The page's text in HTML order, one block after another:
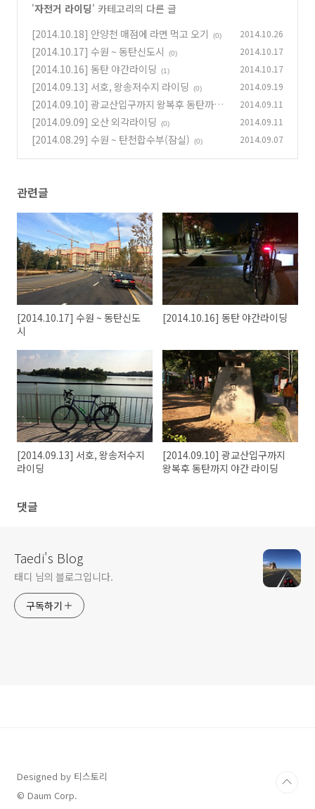
'자전거 라이딩' 카테고리의 다른 글
[2014.10.18] 안양천 매점에 라면 먹고 오기
(0) 2014.10.26
[2014.10.17] 수원 ~ 동탄신도시 (0) 2014.10.17
[2014.10.16] 동탄 야간라이딩 (1) 2014.10.17
[2014.09.13] 서호, 왕송저수지 라이딩 (0) 2014.09.19
[2014.09.10] 광교산입구까지 왕복후 동탄까지
야간 라이딩
(0)
2014.09.11
[2014.09.09] 오산 외각라이딩 (0) 2014.09.11
[2014.08.29] 수원 ~ 탄천합수부(잠실) (0) 2014.09.07
관련글
[2014.10.17] 수원 ~ 동탄신도
시
[2014.10.16] 동탄 야간라이딩
[2014.09.13] 서호, 왕송저수지
라이딩
[2014.09.10] 광교산입구까지
왕복후 동탄까지 야간 라이딩
댓글
Taedi's Blog
태디 님의 블로그입니다.
구독하기
Designed by 티스토리
© Daum Corp.